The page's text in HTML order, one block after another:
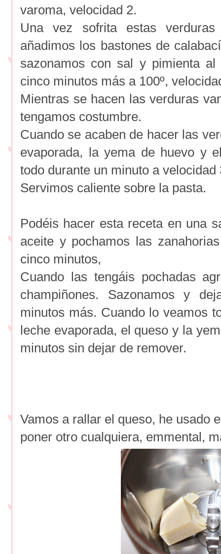
varoma, velocidad 2.
Una vez sofrita estas
añadimos los bastones de
sazonamos con sal y pimienta
cinco minutos más a 100º,
Mientras se hacen las verduras
tengamos costumbre.
Cuando se acaben de hacer las
evaporada, la yema de huevo y
todo durante un minuto a velocidad
Servimos caliente sobre la pasta.
Podéis hacer esta receta en una
aceite y pochamos las
cinco minutos,
Cuando las tengáis pochadas
champiñones. Sazonamos y
minutos más. Cuando lo veamos
leche evaporada, el queso y la
minutos sin dejar de remover.
Vamos a rallar el queso, he usado
poner otro cualquiera, emmental,